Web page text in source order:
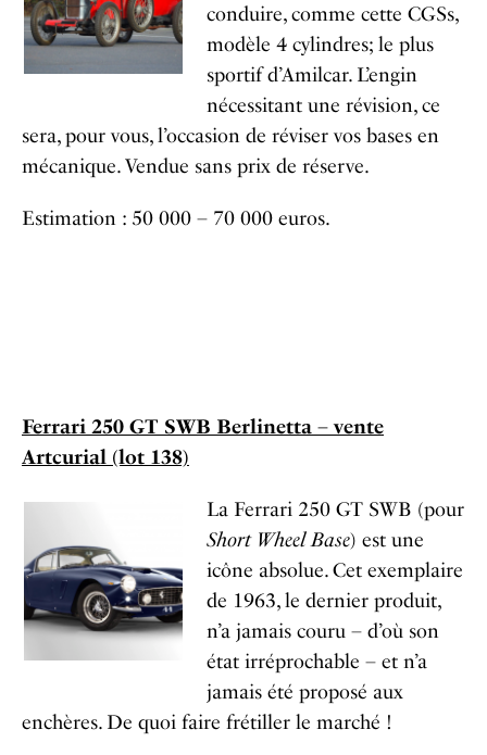
conduire, comme cette CGSs,
modèle 4 cylindres; le plus
sportif d’Amilcar. L’engin
nécessitant une révision, ce
sera, pour vous, l’occasion de réviser vos bases en
mécanique. Vendue sans prix de réserve.
Estimation : 50 000 – 70 000 euros.
Ferrari 250 GT SWB Berlinetta – vente
Artcurial (lot 138)
La Ferrari 250 GT SWB (pour
Short Wheel Base) est une
icône absolue. Cet exemplaire
de 1963, le dernier produit,
n’a jamais couru – d’où son
état irréprochable – et n’a
jamais été proposé aux
enchères. De quoi faire frétiller le marché !